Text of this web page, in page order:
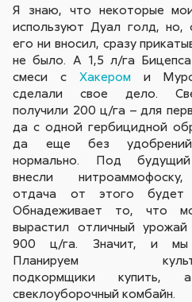
Я знаю, что некоторые
используют Дуал голд, но,
его ни вносил, сразу
не было. А 1,5 л/га
смеси с Хакероми
сделали свое дело.
получили 200 ц/га – для
да с одной гербицидной
да еще без
нормально. Под
внесли
отдача от этого будет
Обнадеживает то, что
вырастил отличный
900 ц/га. Значит, и мы
Планируем
подкормщики купить,
свеклоуборочный комбайн.